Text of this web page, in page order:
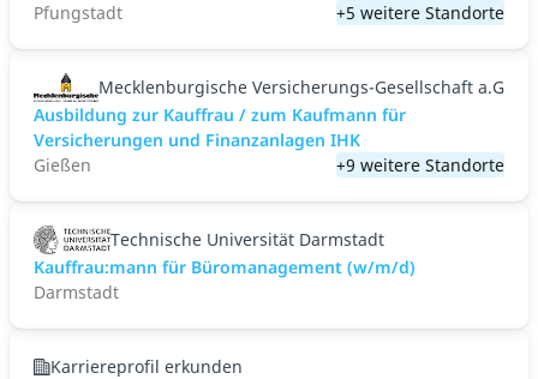
Pfungstadt
+5 weitere Standorte
Mecklenburgische Versicherungs-Gesellschaft a.G
Ausbildung zur Kauffrau / zum Kaufmann für
Versicherungen und Finanzanlagen IHK
Gießen
+9 weitere Standorte
Technische Universität Darmstadt
Kauffrau:mann für Büromanagement (w/m/d)
Darmstadt
Karriereprofil erkunden